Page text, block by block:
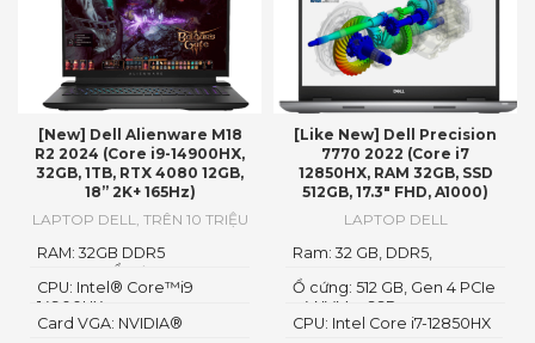
[New] Dell Alienware M18
R2 2024 (Core i9-14900HX,
32GB, 1TB, RTX 4080 12GB,
18” 2K+ 165Hz)
LAPTOP DELL
TRÊN 10 TRIỆU
Card VGA: NVIDIA®
CPU: Intel® Core™i9
14900HX
RAM: 32GB DDR5
4800MHzỔ cứng1TB PCIe
Gen4 M.2 SSD
[Like New] Dell Precision
7770 2022 (Core i7
12850HX, RAM 32GB, SSD
512GB, 17.3″ FHD, A1000)
LAPTOP DELL
CPU: Intel Core i7-12850HX
Ổ cứng: 512 GB, Gen 4 PCIe
x4 NVMe, SSD
Ram: 32 GB, DDR5,